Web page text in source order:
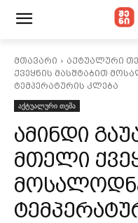
მთავარი აქტუალური
ქვეყნის მასშტაბით
ტემპერატურის კლება
აქტუალური თემა
ამინდი
მთელი